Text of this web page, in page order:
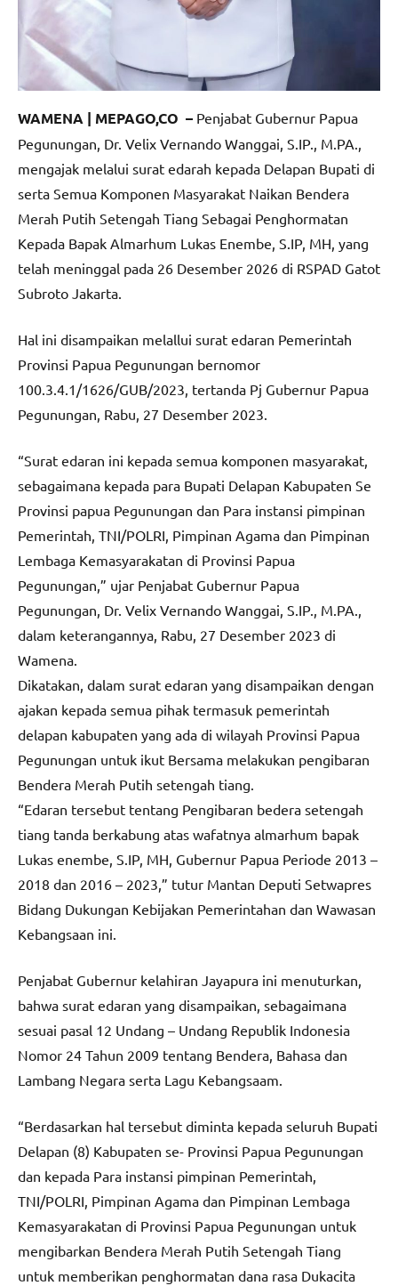
WAMENA | MEPAGO,CO – Penjabat Gubernur Papua
Pegunungan, Dr. Velix Vernando Wanggai, S.IP., M.PA.,
mengajak melalui surat edarah kepada Delapan Bupati di
serta Semua Komponen Masyarakat Naikan Bendera
Merah Putih Setengah Tiang Sebagai Penghormatan
Kepada Bapak Almarhum Lukas Enembe, S.IP, MH, yang
telah meninggal pada 26 Desember 2026 di RSPAD Gatot
Subroto Jakarta.
Hal ini disampaikan melallui surat edaran Pemerintah
Provinsi Papua Pegunungan bernomor
100.3.4.1/1626/GUB/2023, tertanda Pj Gubernur Papua
Pegunungan, Rabu, 27 Desember 2023.
“Surat edaran ini kepada semua komponen masyarakat,
sebagaimana kepada para Bupati Delapan Kabupaten Se
Provinsi papua Pegunungan dan Para instansi pimpinan
Pemerintah, TNI/POLRI, Pimpinan Agama dan Pimpinan
Lembaga Kemasyarakatan di Provinsi Papua
Pegunungan,” ujar Penjabat Gubernur Papua
Pegunungan, Dr. Velix Vernando Wanggai, S.IP., M.PA.,
dalam keterangannya, Rabu, 27 Desember 2023 di
Wamena.
Dikatakan, dalam surat edaran yang disampaikan dengan
ajakan kepada semua pihak termasuk pemerintah
delapan kabupaten yang ada di wilayah Provinsi Papua
Pegunungan untuk ikut Bersama melakukan pengibaran
Bendera Merah Putih setengah tiang.
“Edaran tersebut tentang Pengibaran bedera setengah
tiang tanda berkabung atas wafatnya almarhum bapak
Lukas enembe, S.IP, MH, Gubernur Papua Periode 2013 –
2018 dan 2016 – 2023,” tutur Mantan Deputi Setwapres
Bidang Dukungan Kebijakan Pemerintahan dan Wawasan
Kebangsaan ini.
Penjabat Gubernur kelahiran Jayapura ini menuturkan,
bahwa surat edaran yang disampaikan, sebagaimana
sesuai pasal 12 Undang – Undang Republik Indonesia
Nomor 24 Tahun 2009 tentang Bendera, Bahasa dan
Lambang Negara serta Lagu Kebangsaam.
“Berdasarkan hal tersebut diminta kepada seluruh Bupati
Delapan (8) Kabupaten se- Provinsi Papua Pegunungan
dan kepada Para instansi pimpinan Pemerintah,
TNI/POLRI, Pimpinan Agama dan Pimpinan Lembaga
Kemasyarakatan di Provinsi Papua Pegunungan untuk
mengibarkan Bendera Merah Putih Setengah Tiang
untuk memberikan penghormatan dana rasa Dukacita